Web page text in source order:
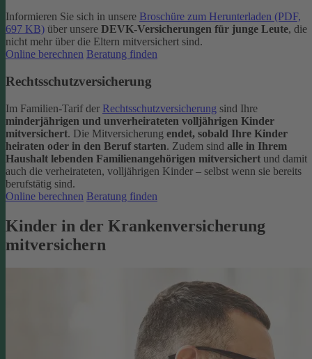
Informieren Sie sich in unsere Broschüre zum Herunterladen (PDF,
697 KB) über unsere DEVK-Versicherungen für junge Leute, die
nicht mehr über die Eltern mitversichert sind.
Online berechnen Beratung finden
Rechtsschutzversicherung
Im Familien-Tarif der Rechtsschutzversicherung sind Ihre
minderjährigen und unverheirateten volljährigen Kinder
mitversichert. Die Mitversicherung endet, sobald Ihre Kinder
heiraten oder in den Beruf starten. Zudem sind alle in Ihrem
Haushalt lebenden Familienangehörigen mitversichert und damit
auch die verheirateten, volljährigen Kinder – selbst wenn sie bereits
berufstätig sind.
Online berechnen Beratung finden
Kinder in der Krankenversicherung
mitversichern